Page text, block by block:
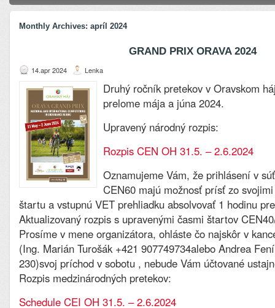
Monthly Archives: apríl 2024
GRAND PRIX ORAVA 2024
14.apr 2024 Lenka
Druhý ročník pretekov v Oravskom
prelome mája a júna 2024.
Upravený národný rozpis:
Rozpis CEN OH 31.5. – 2.6.2024
Oznamujeme Vám, že prihlásení v
CEN60 majú možnosť prísť zo
štartu a vstupnú VET prehliadku absolvovať 1 hodinu
Aktualizovaný rozpis s upravenými časmi štartov
Prosíme v mene organizátora, ohláste čo najskôr v
(Ing. Marián Turošák +421 907749734alebo Andrea
230)svoj príchod v sobotu , nebude Vám účtované
Rozpis medzinárodných pretekov:
Schedule CEI OH 31.5. – 2.6.2024